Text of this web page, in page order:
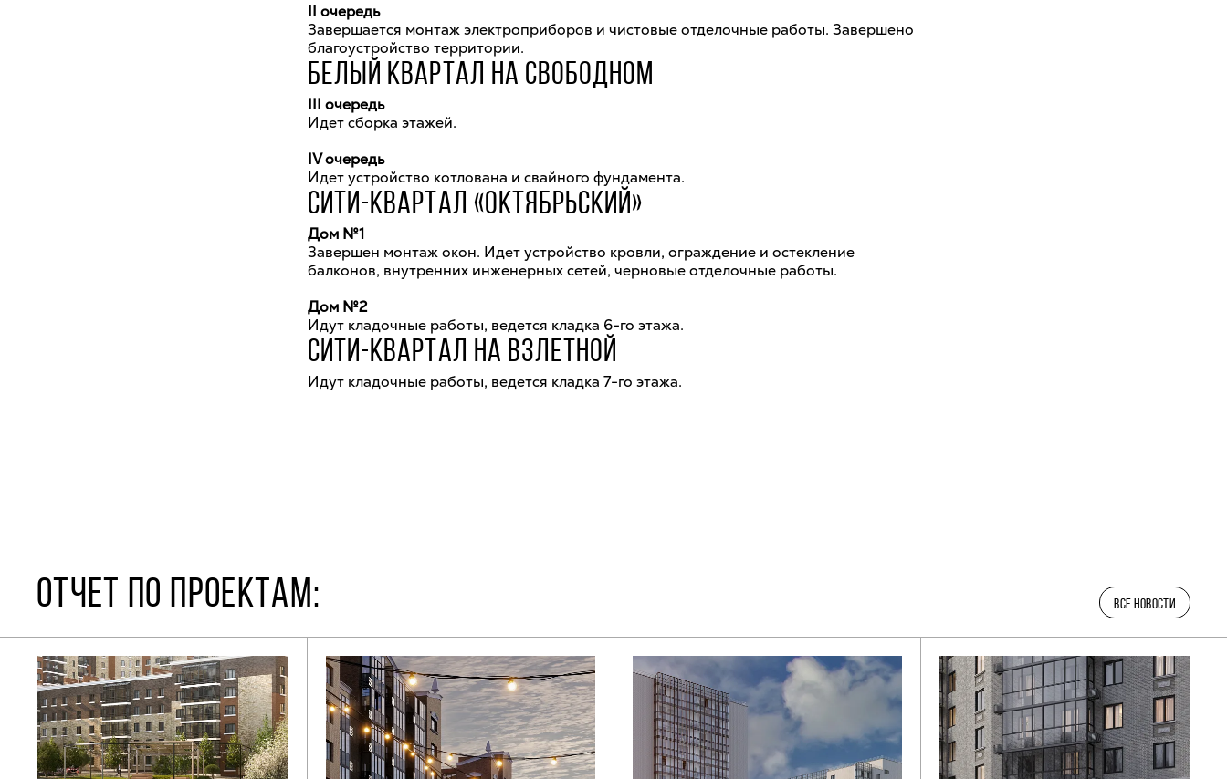
II очередь
Завершается монтаж электроприборов и чистовые отделочные работы. Завершено
благоустройство территории.
БЕЛЫЙ КВАРТАЛ НА СВОБОДНОМ
III очередь
Идет сборка этажей.
IV очередь
Идет устройство котлована и свайного фундамента.
СИТИ-КВАРТАЛ «ОКТЯБРЬСКИЙ»
Дом №1
Завершен монтаж окон. Идет устройство кровли, ограждение и остекление
балконов, внутренних инженерных сетей, черновые отделочные работы.
Дом №2
Идут кладочные работы, ведется кладка 6-го этажа.
СИТИ-КВАРТАЛ НА ВЗЛЕТНОЙ
Идут кладочные работы, ведется кладка 7-го этажа.
ОТЧЕТ ПО ПРОЕКТАМ: ВСЕ НОВОСТИ